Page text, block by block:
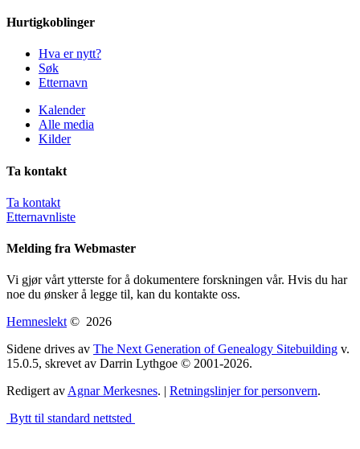
Hurtigkoblinger
Hva er nytt?
Søk
Etternavn
Kalender
Alle media
Kilder
Ta kontakt
Ta kontakt
Etternavnliste
Melding fra Webmaster
Vi gjør vårt ytterste for å dokumentere forskningen vår. Hvis du har
noe du ønsker å legge til, kan du kontakte oss.
Hemneslekt© 2026
Sidene drives av The Next Generation of Genealogy Sitebuilding v.
15.0.5, skrevet av Darrin Lythgoe © 2001-2026.
Redigert avAgnar Merkesnes. | Retningslinjer for personvern.
Bytt til standard nettsted